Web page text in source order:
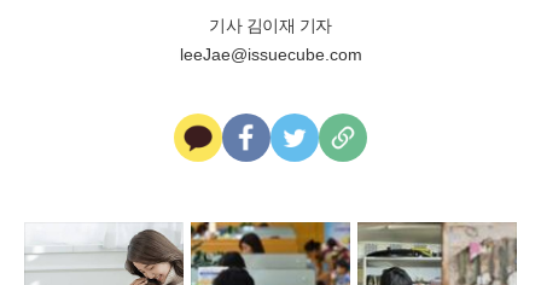
기사 김이재 기자
leeJae@issuecube.com
톡
북
복
사